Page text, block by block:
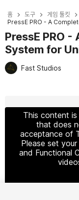
홈 도구
게임 툴킷
PressE PRO - A
PressE PRO
System for
Fast Studios
This content
that does
acceptance of
Please set
and Functional